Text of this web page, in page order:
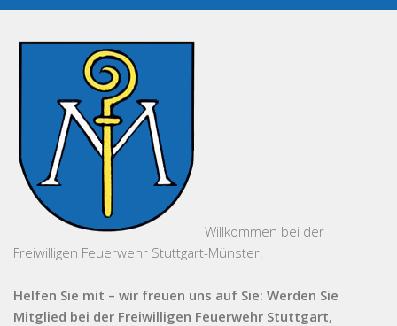
Willkommen bei der
Freiwilligen Feuerwehr Stuttgart-Münster.
Helfen Sie mit – wir freuen uns auf Sie: Werden Sie
Mitglied bei der Freiwilligen Feuerwehr Stuttgart,